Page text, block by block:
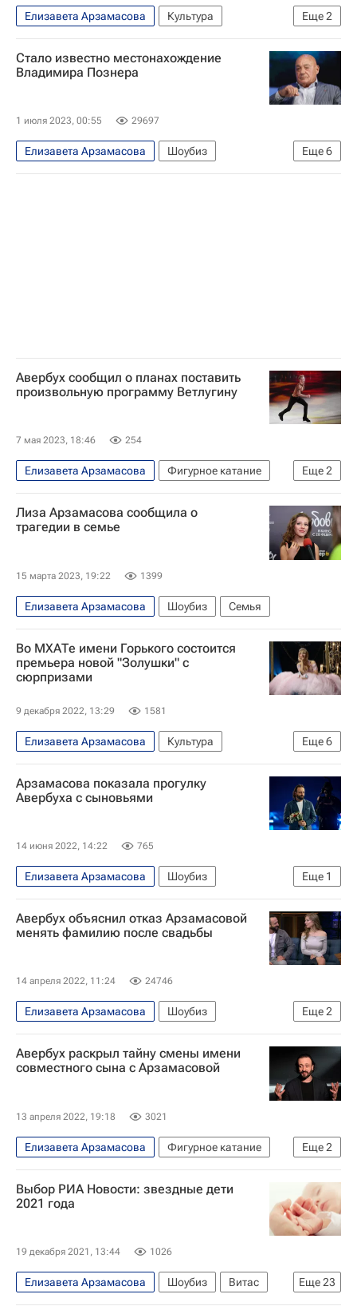
Еще2
Елизавета Арзамасова
Культура
Илья Авербух
Общество
Стало известно местонахождение
Владимира Познера
1 июля 2023, 00:55 29697
Еще6
Елизавета Арзамасова
Шоубиз
Владимир Познер
Авербух сообщил о планах поставить
произвольную программу Ветлугину
7 мая 2023, 18:46 254
Еще2
Елизавета Арзамасова
Фигурное катание
Илья Авербух
Булат Окуджава
Лиза Арзамасова сообщила о
трагедии в семье
15 марта 2023, 19:22 1399
Елизавета Арзамасова Шоубиз Семья
Во МХАТе имени Горького состоится
премьера новой "Золушки" с
сюрпризами
9 декабря 2022, 13:29 1581
Еще6
Елизавета Арзамасова
Культура
Новости культуры
Евгений Шварц
Владимир Кехман
МХАТ имени М. Горького
Арзамасова показала прогулку
Авербуха с сыновьями
14 июня 2022, 14:22 765
Еще 1
Елизавета Арзамасова
Шоубиз
Илья Авербух
Авербух объяснил отказ Арзамасовой
менять фамилию после свадьбы
14 апреля 2022, 11:24 24746
Еще2
Елизавета Арзамасова
Шоубиз
Знаменитости
Илья Авербух
Авербух раскрыл тайну смены имени
совместного сына с Арзамасовой
13 апреля 2022, 19:18 3021
Еще2
Елизавета Арзамасова
Фигурное катание
Илья Авербух
Вокруг спорта
Выбор РИА Новости: звездные дети
2021 года
19 декабря 2021, 13:44 1026
Еще23
Елизавета Арзамасова Шоубиз
Витас
Федор Бондарчук
Сергей Безруков